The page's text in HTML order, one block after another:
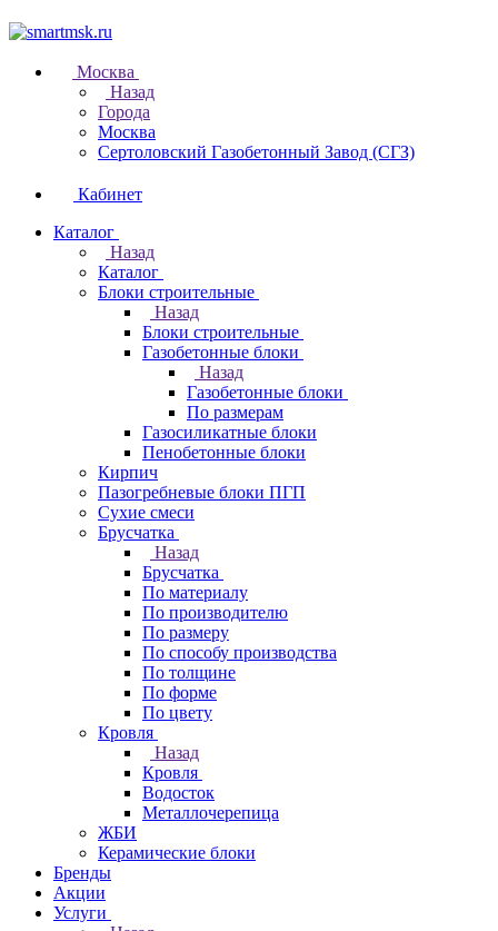
Москва
Назад
Города
Москва
Сертоловский Газобетонный Завод (СГЗ)
Кабинет
Каталог
Назад
Каталог
Блоки строительные
Назад
Блоки строительные
Газобетонные блоки
Назад
Газобетонные блоки
По размерам
Газосиликатные блоки
Пенобетонные блоки
Кирпич
Пазогребневые блоки ПГП
Сухие смеси
Брусчатка
Назад
Брусчатка
По материалу
По производителю
По размеру
По способу производства
По толщине
По форме
По цвету
Кровля
Назад
Кровля
Водосток
Металлочерепица
ЖБИ
Керамические блоки
Бренды
Акции
Услуги